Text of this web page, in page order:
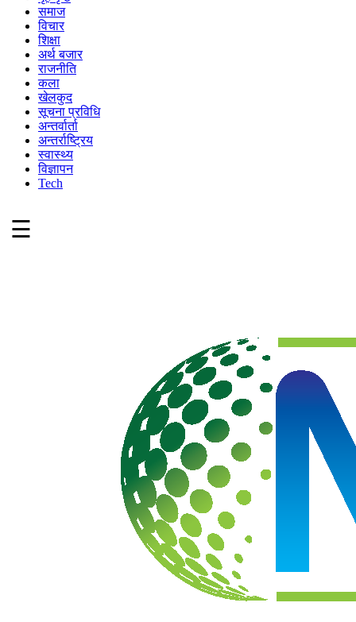
समाज
विचार
शिक्षा
अर्थ बजार
राजनीति
कला
खेलकुद
सूचना प्रविधि
अन्तर्वार्ता
अन्तर्राष्ट्रिय
स्वास्थ्य
विज्ञापन
Tech
☰